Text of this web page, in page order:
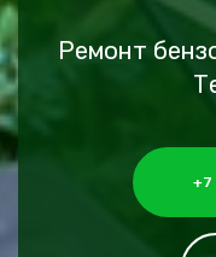
Ремонт